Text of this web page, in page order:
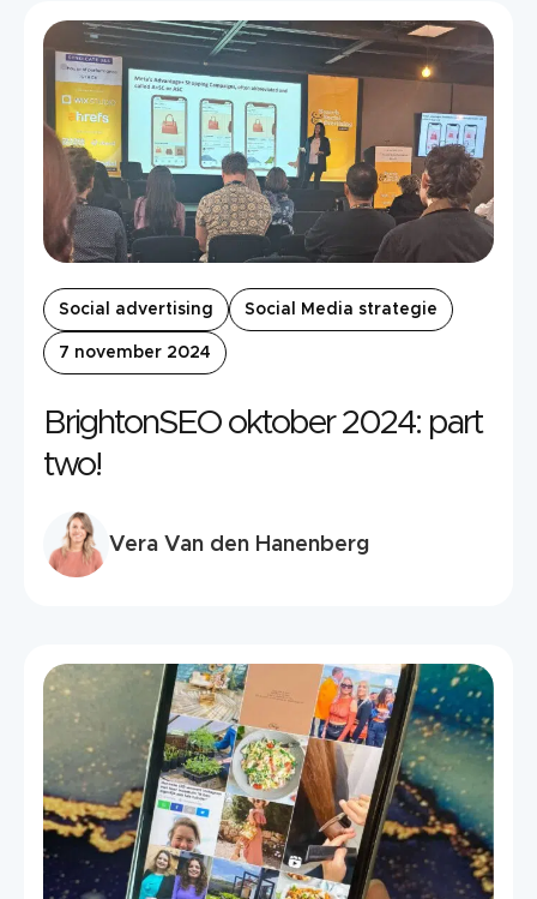
Social advertising Social Media strategie
7 november 2024
BrightonSEO oktober 2024: part
two!
Vera Van den Hanenberg